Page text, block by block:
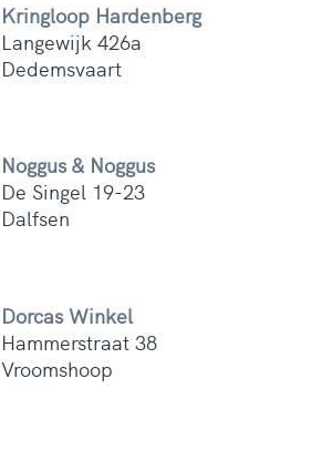
Kringloop Hardenberg
Langewijk 426a
Dedemsvaart
Noggus & Noggus
De Singel 19-23
Dalfsen
Dorcas Winkel
Hammerstraat 38
Vroomshoop